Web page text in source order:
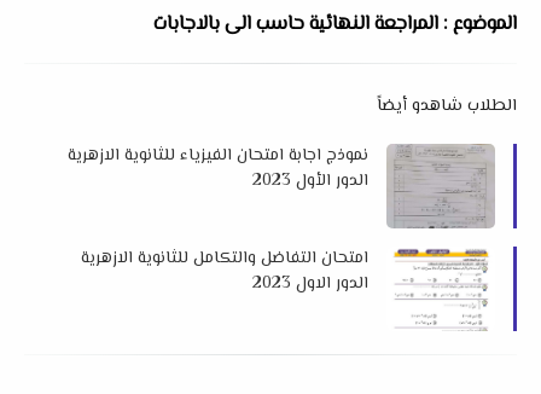
الموضوع : المراجعة النهائية حاسب الى بالاجابات
الطلاب شاهدو أيضاً
نموذج اجابة امتحان الفيزياء للثانوية الازهرية
الدور الأول 2023
امتحان التفاضل والتكامل للثانوية الازهرية
الدور الاول 2023